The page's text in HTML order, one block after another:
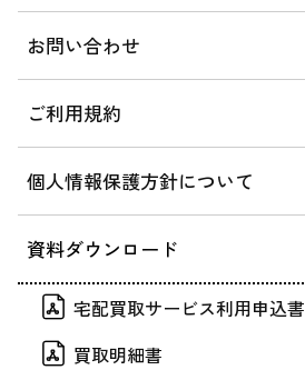
お問い合わせ
ご利用規約
個人情報保護方針について
資料ダウンロード
宅配買取サービス利用申込書
買取明細書